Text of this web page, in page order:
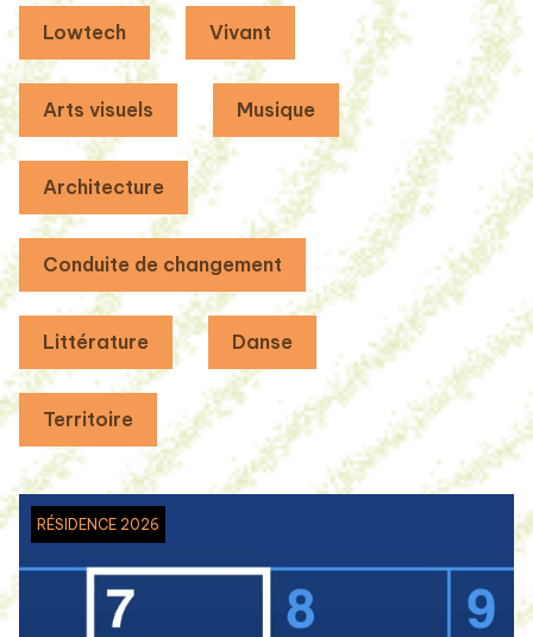
Lowtech Vivant
Arts visuels Musique
Architecture
Conduite de changement
Littérature Danse
Territoire
RÉSIDENCE 2026